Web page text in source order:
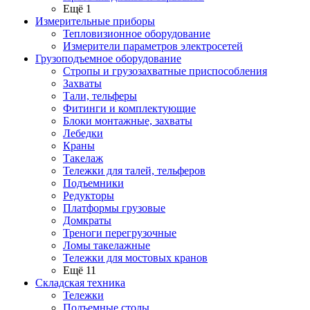
Ещё 1
Измерительные приборы
Тепловизионное оборудование
Измерители параметров электросетей
Грузоподъемное оборудование
Стропы и грузозахватные приспособления
Захваты
Тали, тельферы
Фитинги и комплектующие
Блоки монтажные, захваты
Лебедки
Краны
Такелаж
Тележки для талей, тельферов
Подъемники
Редукторы
Платформы грузовые
Домкраты
Треноги перегрузочные
Ломы такелажные
Тележки для мостовых кранов
Ещё 11
Складская техника
Тележки
Подъемные столы